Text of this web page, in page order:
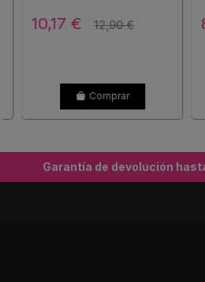
10,17 € 12,90 €
Comprar
Garantía de devolución